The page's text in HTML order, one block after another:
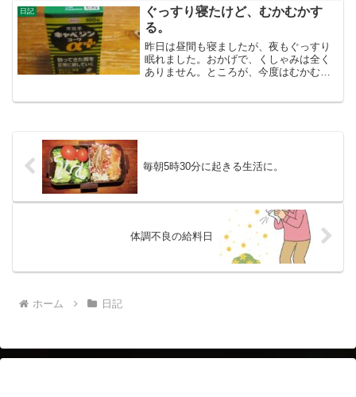
朝起きれるということです。そういう初
歩的なことが心配です。さ...
日記
ぐっすり寝たけど、むかむかす
る。
昨日は昼間も寝ましたが、夜もぐっすり
眠れました。おかげで、くしゃみは全く
ありません。ところが、今度はむかむか
毎朝5時30分に起きる生活に。
体調不良の給料日
ホーム 日記